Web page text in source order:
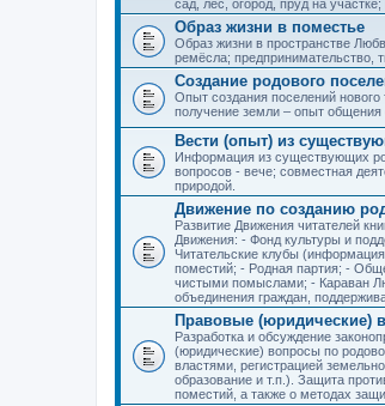
сад, лес, огород, пруд на
Образ жизни в поместье
Образ жизни в пространстве
ремёсла; предпринимательство,
Создание родового
Опыт создания поселений
получение земли – опыт общения
Вести (опыт) из
Информация из существующих
вопросов - вече; совместная
природой.
Движение по созданию
Развитие Движения читателей
Движения: - Фонд культуры и
Читательские клубы
поместий; - Родная партия; -
чистыми помыслами; - Караван
объединения граждан,
Правовые (юридические)
Разработка и обсуждение
(юридические) вопросы по
властями, регистрацией
образование и т.п.). Защита
поместий, а также о методах